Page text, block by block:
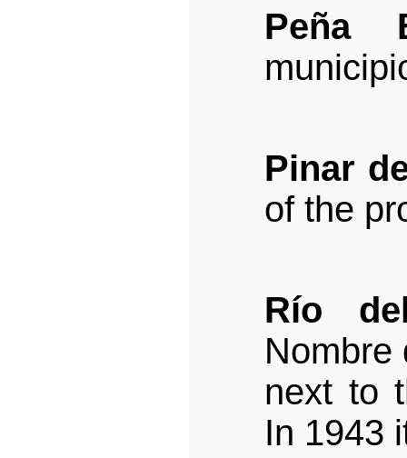
Peña
Pinar
of the
Río
Nombre
next to
In 1943